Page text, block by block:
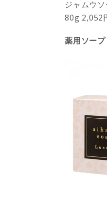
ジャムウ
80g 2,052
薬用ソー